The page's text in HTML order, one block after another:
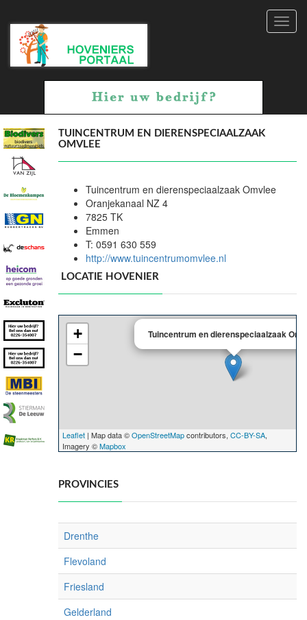
TUINCENTRUM EN DIERENSPECIAALZAAK
OMVLEE
Tuincentrum en dierenspeciaalzaak Omvlee
Oranjekanaal NZ 4
7825 TK
Emmen
T: 0591 630 559
http://www.tuincentrumomvlee.nl
LOCATIE HOVENIER
Tuincentrum en dierenspeciaalzaak
+
−
Leaflet | Map data ©OpenStreetMapcontributors, CC-BY-SA,
Imagery ©Mapbox
PROVINCIES
Drenthe
Flevoland
Friesland
Gelderland